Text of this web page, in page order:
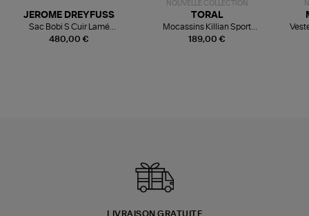
480,00 €
JEROME DREYFUSS
Sac Bobi S Cuir Lamé
Champagne
NOUVELLE COLLECTION
189,00 €
TORAL
Mocassins Killian Sport
Mousse
LIVRAISON GRATUITE